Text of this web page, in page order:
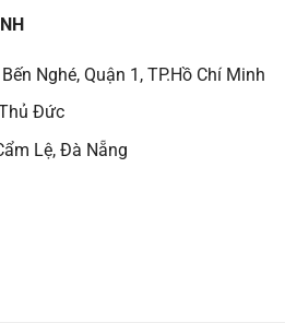
Nghé, Quận 1, TP.Hồ Chí Minh
Đức
Lệ, Đà Nẵng